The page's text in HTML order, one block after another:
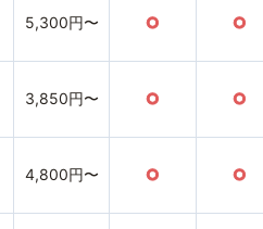
5,300円〜 ○ ○
3,850円〜 ○ ○
4,800円〜 ○ ○